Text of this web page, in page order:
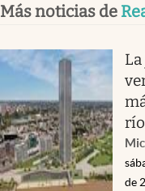
Más noticias de
río
de